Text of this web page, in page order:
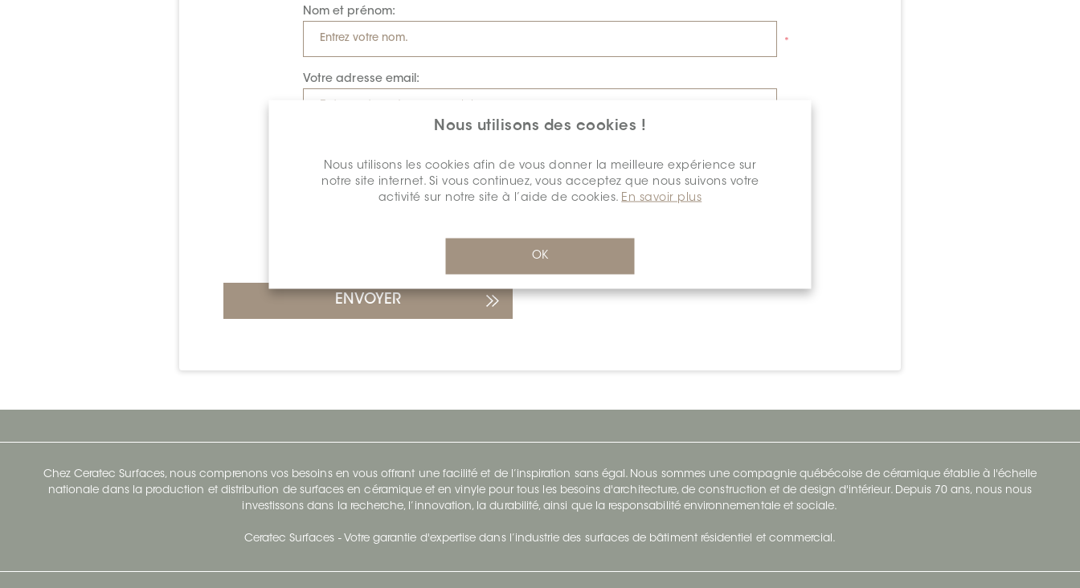
Nous utilisons des cookies !
Nous utilisons les cookies afin de vous donner la meilleure expérience sur
notre site internet. Si vous continuez, vous acceptez que nous suivons votre
activité sur notre site à l’aide de cookies. En savoir plus
OK
Nom et prénom:
*
Votre adresse email:
ENVOYER
Chez Ceratec Surfaces, nous comprenons vos besoins en vous offrant une facilité et de l’inspiration sans égal. Nous sommes une compagnie québécoise de céramique établie à l'échelle
nationale dans la production et distribution de surfaces en céramique et en vinyle pour tous les besoins d'architecture, de construction et de design d'intérieur. Depuis 70 ans, nous nous
investissons dans la recherche, l’innovation, la durabilité, ainsi que la responsabilité environnementale et sociale.
Ceratec Surfaces - Votre garantie d'expertise dans l’industrie des surfaces de bâtiment résidentiel et commercial.